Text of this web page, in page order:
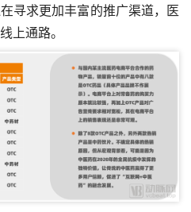
寻求更加丰富的推广渠道，医
上通路。